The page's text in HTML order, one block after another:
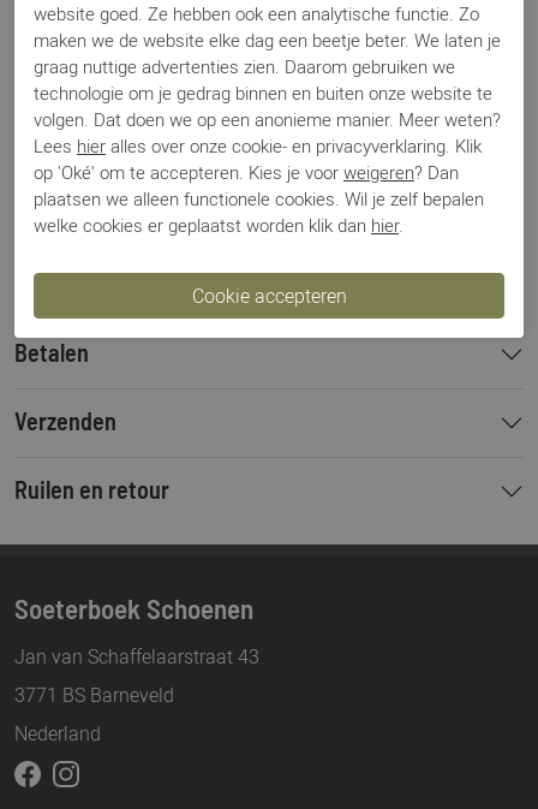
Specificaties
Merk
TOMS
Artikelnummer
Alonso
Los voetbed
Ja
Categorie
Instapper
Kleur
Taupe
Materiaal
Suede
Bestelcode
000002466
Betalen
Verzenden
Ruilen en retour
Soeterboek Schoenen
Jan van Schaffelaarstraat 43
3771 BS Barneveld
Nederland
website goed. Ze hebben ook een analytische functie. Zo
maken we de website elke dag een beetje beter. We laten je
graag nuttige advertenties zien. Daarom gebruiken we
technologie om je gedrag binnen en buiten onze website te
volgen. Dat doen we op een anonieme manier. Meer weten?
Lees hier alles over onze cookie- en privacyverklaring. Klik
op 'Oké' om te accepteren. Kies je voor weigeren? Dan
plaatsen we alleen functionele cookies. Wil je zelf bepalen
welke cookies er geplaatst worden klik dan hier.